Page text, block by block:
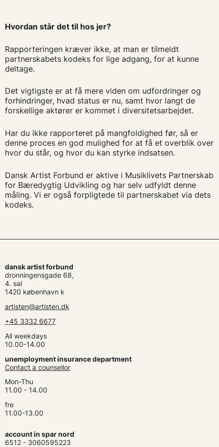
Hvordan står det til hos jer?
Rapporteringen kræver ikke, at man er tilmeldt
partnerskabets kodeks for lige adgang, for at kunne
deltage.
Det vigtigste er at få mere viden om udfordringer og
forhindringer, hvad status er nu, samt hvor langt de
forskellige aktører er kommet i diversitetsarbejdet.
Har du ikke rapporteret på mangfoldighed før, så er
denne proces en god mulighed for at få et overblik over
hvor du står, og hvor du kan styrke indsatsen.
Dansk Artist Forbund er aktive i Musiklivets Partnerskab
for Bæredygtig Udvikling og har selv udfyldt denne
måling. Vi er også forpligtede til partnerskabet via dets
kodeks.
dansk artist forbund
dronningensgade 68,
4. sal
1420 københavn k
artisten@artisten.dk
+45 3332 6677
All weekdays
10.00-14.00
unemployment insurance department
Contact a counsellor
Mon-Thu
11.00 - 14.00
fre
11.00-13.00
account in spar nord
6512 - 3060595223